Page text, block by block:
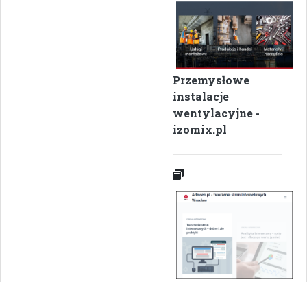
Przemysłowe
instalacje
wentylacyjne -
izomix.pl